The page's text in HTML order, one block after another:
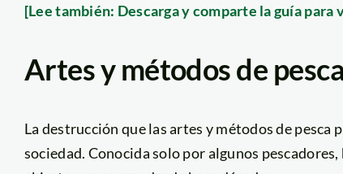
[Lee también: Descarga y comparte la guía
Artes y métodos de
La destrucción que las artes y métodos de pesca
sociedad. Conocida solo por algunos